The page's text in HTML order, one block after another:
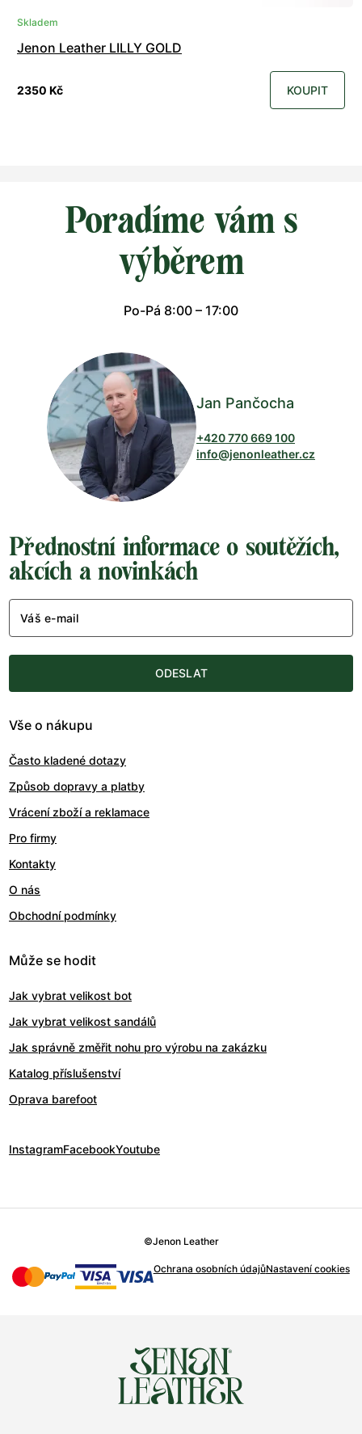
Skladem
Jenon Leather LILLY GOLD
2350 Kč KOUPIT
Poradíme vám s
výběrem
Po-Pá 8:00 – 17:00
Jan Pančocha
+420 770 669 100
info@jenonleather.cz
Přednostní informace o soutěžích,
akcích a novinkách
Váš e-mail
ODESLAT
Vše o nákupu
Často kladené dotazy
Způsob dopravy a platby
Vrácení zboží a reklamace
Pro firmy
Kontakty
O nás
Obchodní podmínky
Může se hodit
Jak vybrat velikost bot
Jak vybrat velikost sandálů
Jak správně změřit nohu pro výrobu na zakázku
Katalog příslušenství
Oprava barefoot
InstagramFacebookYoutube
©Jenon Leather
Ochrana osobních údajůNastavení cookies